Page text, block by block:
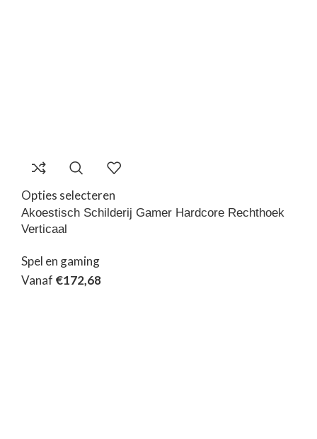
Opties selecteren
Akoestisch Schilderij Gamer Hardcore Rechthoek
Verticaal
Spel en gaming
Vanaf €172,68